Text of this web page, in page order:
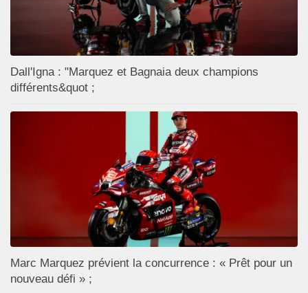
Dall'Igna : "Marquez et Bagnaia deux champions
différents&quot ;
Marc Marquez prévient la concurrence : « Prêt pour un
nouveau défi » ;